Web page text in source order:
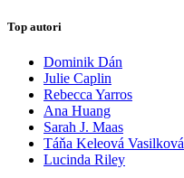
Top autori
Dominik Dán
Julie Caplin
Rebecca Yarros
Ana Huang
Sarah J. Maas
Táňa Keleová Vasilková
Lucinda Riley